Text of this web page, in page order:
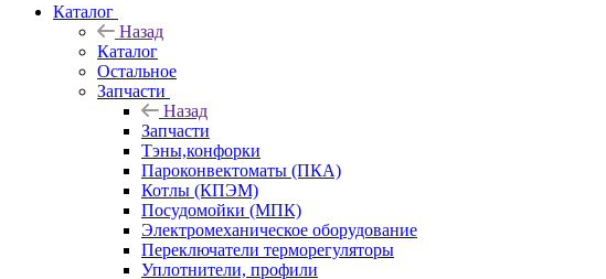
Каталог
Назад
Каталог
Остальное
Запчасти
Назад
Запчасти
Тэны,конфорки
Пароконвектоматы (ПКА)
Котлы (КПЭМ)
Посудомойки (МПК)
Электромеханическое оборудование
Переключатели терморегуляторы
Уплотнители, профили